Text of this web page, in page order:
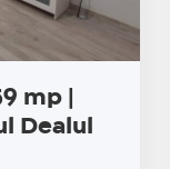
mp |
Dealul